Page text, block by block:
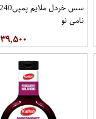
نامی نو
۳۹,۵۰۰